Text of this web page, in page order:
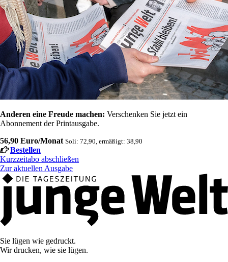
Anderen eine Freude machen: Verschenken Sie jetzt ein
Abonnement der Printausgabe.
56,90 Euro/Monat Soli: 72,90, ermäßigt: 38,90
Bestellen
Kurzzeitabo abschließen
Zur aktuellen Ausgabe
Sie lügen wie gedruckt.
Wir drucken, wie sie lügen.